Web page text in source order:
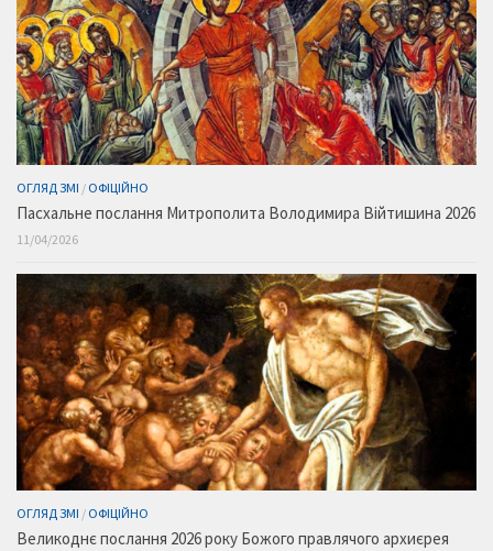
ОГЛЯД ЗМІ / ОФІЦІЙНО
Пасхальне послання Митрополита Володимира Війтишина 2026
11/04/2026
ОГЛЯД ЗМІ / ОФІЦІЙНО
Великоднє послання 2026 року Божого правлячого архиєрея